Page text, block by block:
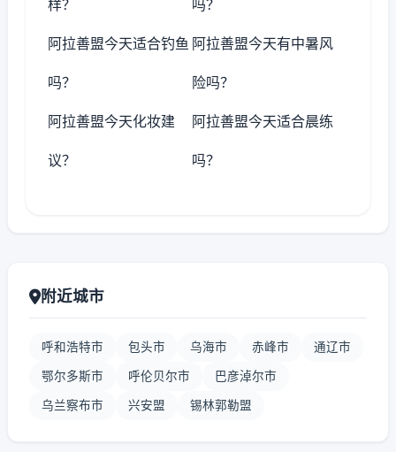
样？ 吗？
阿拉善盟今天适合钓鱼
吗？
阿拉善盟今天有中暑风
险吗？
阿拉善盟今天化妆建
议？
阿拉善盟今天适合晨练
吗？
附近城市
呼和浩特市 包头市 乌海市 赤峰市 通辽市
鄂尔多斯市 呼伦贝尔市 巴彦淖尔市
乌兰察布市 兴安盟 锡林郭勒盟